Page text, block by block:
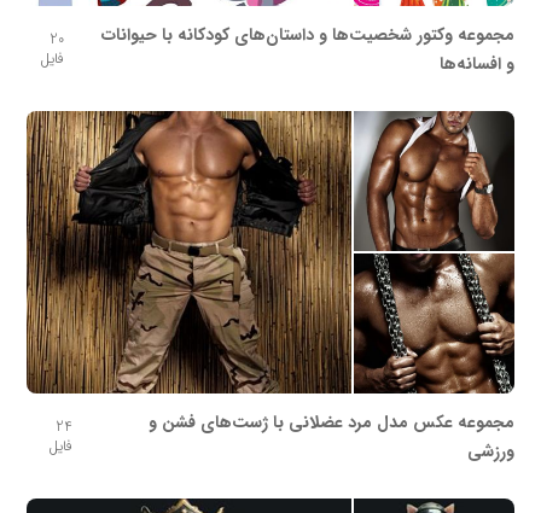
مجموعه وکتور شخصیت‌ها و داستان‌های کودکانه با حیوانات
و افسانه‌ها
20
فایل
مجموعه عکس مدل مرد عضلانی با ژست‌های فشن و
ورزشی
24
فایل